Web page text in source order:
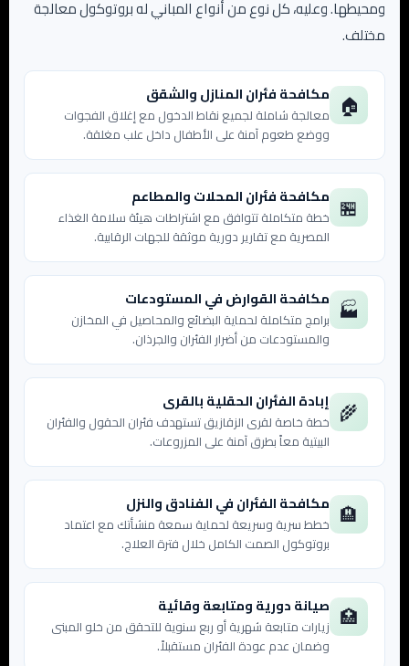
ومحيطها. وعليه، كل نوع من أنواع المباني له بروتوكول معالجة
مختلف.
🏠 مكافحة فئران المنازل والشقق
معالجة شاملة لجميع نقاط الدخول مع إغلاق الفجوات
ووضع طعوم آمنة على الأطفال داخل علب مغلقة.
🏪 مكافحة فئران المحلات والمطاعم
خطة متكاملة تتوافق مع اشتراطات هيئة سلامة الغذاء
المصرية مع تقارير دورية موثقة للجهات الرقابية.
🏭 مكافحة القوارض في المستودعات
برامج متكاملة لحماية البضائع والمحاصيل في المخازن
والمستودعات من أضرار الفئران والجرذان.
🌾 إبادة الفئران الحقلية بالقرى
خطة خاصة لقرى الزقازيق تستهدف فئران الحقول والفئران
البيتية معاً بطرق آمنة على المزروعات.
🏨 مكافحة الفئران في الفنادق والنزل
خطط سرية وسريعة لحماية سمعة منشأتك مع اعتماد
بروتوكول الصمت الكامل خلال فترة العلاج.
🏥 صيانة دورية ومتابعة وقائية
زيارات متابعة شهرية أو ربع سنوية للتحقق من خلو المبنى
وضمان عدم عودة الفئران مستقبلاً.